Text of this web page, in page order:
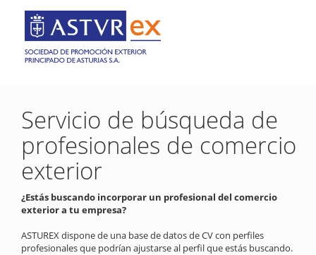
Servicio de búsqueda de
profesionales de comercio
exterior
¿Estás buscando incorporar un profesional del comercio
exterior a tu empresa?
ASTUREX dispone de una base de datos de CV con perfiles
profesionales que podrían ajustarse al perfil que estás buscando.